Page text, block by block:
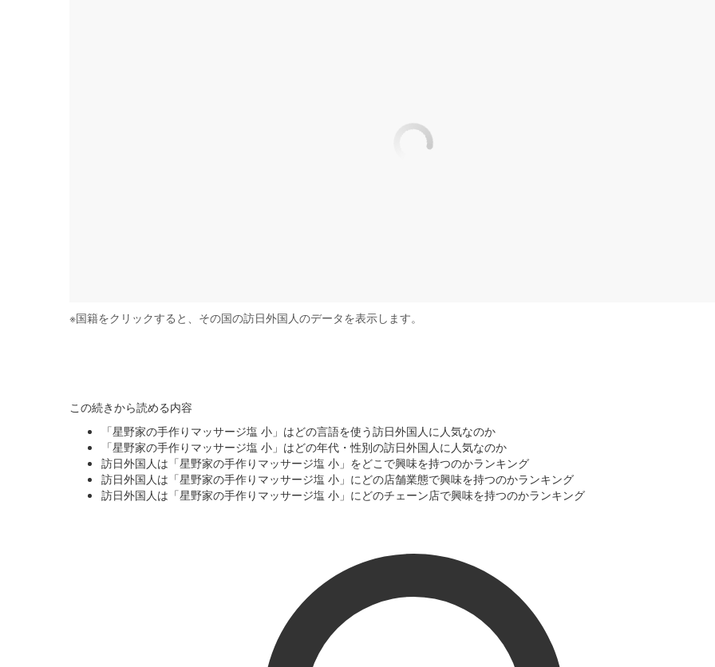
※国籍をクリックすると、その国の訪日外国人のデータを表示します。
この続きから読める内容
「星野家の手作りマッサージ塩 小」はどの言語を使う訪日外国人に人気なのか
「星野家の手作りマッサージ塩 小」はどの年代・性別の訪日外国人に人気なのか
訪日外国人は「星野家の手作りマッサージ塩 小」をどこで興味を持つのかランキング
訪日外国人は「星野家の手作りマッサージ塩 小」にどの店舗業態で興味を持つのかランキング
訪日外国人は「星野家の手作りマッサージ塩 小」にどのチェーン店で興味を持つのかランキング